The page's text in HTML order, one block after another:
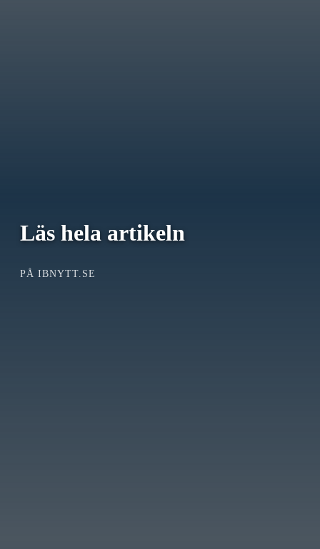
Läs hela artikeln
PÅ IBNYTT.SE